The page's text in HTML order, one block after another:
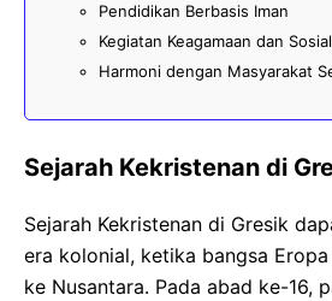
Pendidikan Berbasis Iman
Kegiatan Keagamaan dan Sosial
Harmoni dengan Masyarakat
Sejarah Kekristenan di
Sejarah Kekristenan di Gresik
era kolonial, ketika bangsa
ke Nusantara. Pada abad ke-16,